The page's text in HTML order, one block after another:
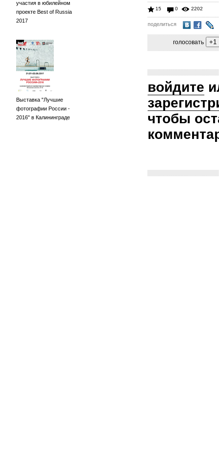
участия в юбилейном
проекте Best of Russia
2017
Выставка "Лучшие
фотографии России -
2016" в Калининграде
15 0 2202
поделиться
голосовать
войдите
чтобы